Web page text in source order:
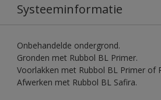
Systeeminformatie
Onbehandelde ondergrond.
Gronden met Rubbol BL Primer.
Voorlakken met Rubbol BL Primer of
Afwerken met Rubbol BL Safira.